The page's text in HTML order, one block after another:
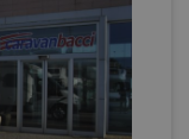
IL 31.08PER I